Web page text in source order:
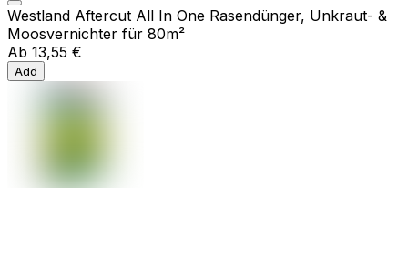
Westland Aftercut All In One Rasendünger, Unkraut- &
Moosvernichter für 80m²
Ab 13,55 €
Add